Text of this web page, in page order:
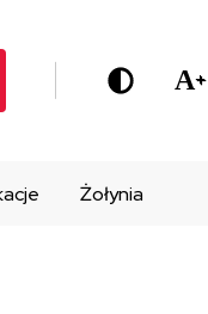
A+
Żołynia